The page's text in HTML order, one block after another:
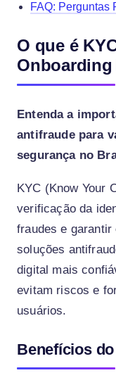
FAQ: Perguntas
O que é
Entenda a
antifraude para
segurança no
KYC (Know Your
verificação da
fraudes e garantir
soluções
digital mais
evitam riscos e
usuários.
Benefícios